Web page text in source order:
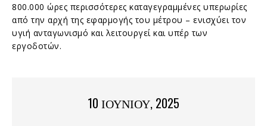
800.000 ώρες περισσότερες καταγεγραμμένες υπερωρίες
από την αρχή της εφαρμογής του μέτρου – ενισχύει τον
υγιή ανταγωνισμό και λειτουργεί και υπέρ των
εργοδοτών.
10 ΙΟΥΝΊΟΥ, 2025